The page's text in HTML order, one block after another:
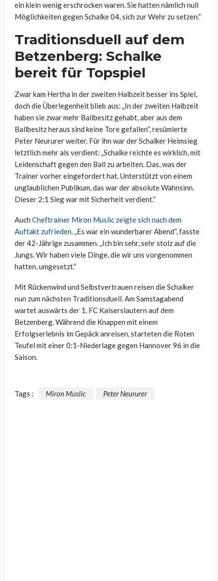
ein klein wenig erschrocken waren. Sie hatten nämlich null
Möglichkeiten gegen Schalke 04, sich zur Wehr zu setzen.“
Traditionsduell auf dem
Betzenberg: Schalke
bereit für Topspiel
Zwar kam Hertha in der zweiten Halbzeit besser ins Spiel,
doch die Überlegenheit blieb aus: „In der zweiten Halbzeit
haben sie zwar mehr Ballbesitz gehabt, aber aus dem
Ballbesitz heraus sind keine Tore gefallen“, resümierte
Peter Neururer weiter. Für ihn war der Schalker Heimsieg
letztlich mehr als verdient: „Schalke reichte es wirklich, mit
Leidenschaft gegen den Ball zu arbeiten. Das, was der
Trainer vorher eingefordert hat. Unterstützt von einem
unglaublichen Publikum, das war der absolute Wahnsinn.
Dieser 2:1 Sieg war mit Sicherheit verdient.“
Auch Cheftrainer Miron Muslic zeigte sich nach dem
Auftakt zufrieden. „Es war ein wunderbarer Abend“, fasste
der 42-Jährige zusammen. „Ich bin sehr, sehr stolz auf die
Jungs. Wir haben viele Dinge, die wir uns vorgenommen
hatten, umgesetzt.“
Mit Rückenwind und Selbstvertrauen reisen die Schalker
nun zum nächsten Traditionsduell. Am Samstagabend
wartet auswärts der 1. FC Kaiserslautern auf dem
Betzenberg. Während die Knappen mit einem
Erfolgserlebnis im Gepäck anreisen, starteten die Roten
Teufel mit einer 0:1-Niederlage gegen Hannover 96 in die
Saison.
Tags : Miron Muslic Peter Neururer